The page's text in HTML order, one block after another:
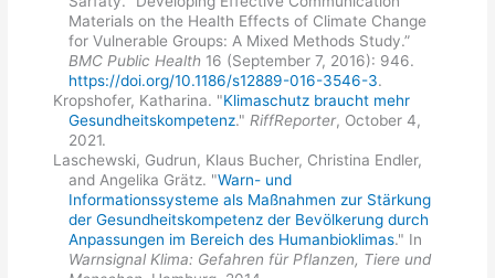
Materials on the Health Effects of Climate Change
for Vulnerable Groups: A Mixed Methods Study.”
BMC Public Health 16 (September 7, 2016): 946.
https://doi.org/10.1186/s12889-016-3546-3.
Kropshofer, Katharina. "Klimaschutz braucht mehr
Gesundheitskompetenz." RiffReporter, October 4,
2021.
Laschewski, Gudrun, Klaus Bucher, Christina Endler,
and Angelika Grätz. "Warn- und
Informationssysteme als Maßnahmen zur Stärkung
der Gesundheitskompetenz der Bevölkerung durch
Anpassungen im Bereich des Humanbioklimas." In
Warnsignal Klima: Gefahren für Pflanzen, Tiere und